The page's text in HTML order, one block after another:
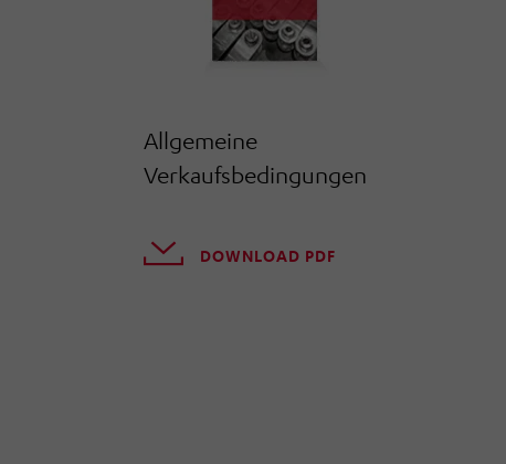
Allgemeine
Verkaufsbedingungen
DOWNLOAD PDF